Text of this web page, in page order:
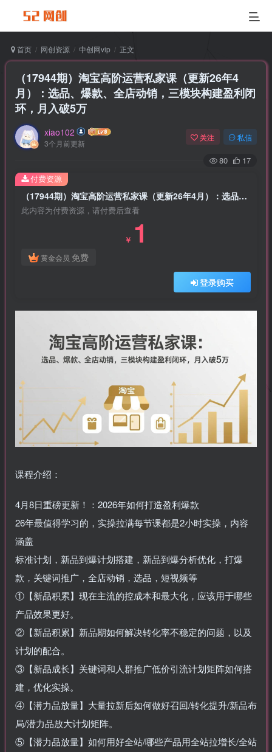
首页 网创资源 中创网vip 正文
（17944期）淘宝高阶运营私家课（更新26年4
月）：选品、爆款、全店动销，三模块构建盈利闭
环，月入破5万
xiao102
3个月前更新
关注 私信
80 17
（17944期）淘宝高阶运营私家课（更新26年4月）：选品、爆款、全店动销，三模块构建盈利闭环，月入破5万
此内容为付费资源，请付费后查看
￥ 1
黄金会员 免费
登录购买
付费资源
课程介绍：
4月8日重磅更新！：2026年如何打造盈利爆款
26年最值得学习的，实操拉满每节课都是2小时实操，内容
涵盖
标准计划，新品到爆计划搭建，新品到爆分析优化，打爆
款，关键词推广，全店动销，选品，短视频等
①【新品积累】现在主流的控成本和最大化，应该用于哪些
产品效果更好。
②【新品积累】新品期如何解决转化率不稳定的问题，以及
计划的配合。
③【新品成长】关键词和人群推广低价引流计划矩阵如何搭
建，优化实操。
④【潜力品放量】大量拉新后如何做好召回/转化提升/新品布
局/潜力品放大计划矩阵。
⑤【潜力品放量】如何用好全站/哪些产品用全站拉增长/全站